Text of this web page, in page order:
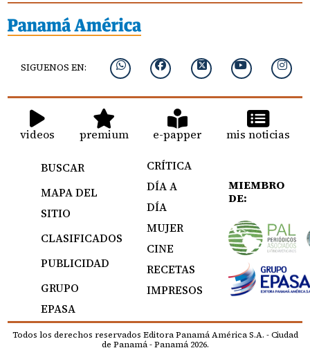
SIGUENOS EN:
videos premium e-papper mis noticias
BUSCAR
MAPA DEL
SITIO
CLASIFICADOS
PUBLICIDAD
GRUPO
EPASA
CRÍTICA
DÍA A
DÍA
MUJER
CINE
RECETAS
IMPRESOS
MIEMBRO
DE:
Todos los derechos reservados Editora Panamá América S.A. - Ciudad
de Panamá - Panamá 2026.